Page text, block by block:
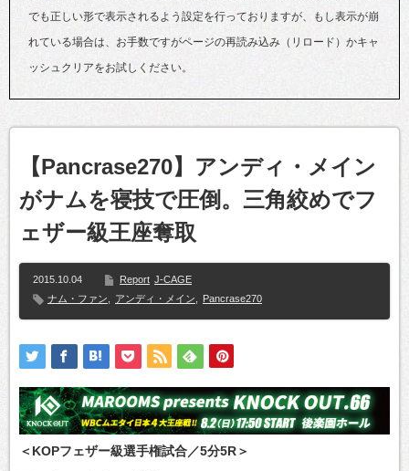
でも正しい形で表示されるよう設定を行っておりますが、もし表示が崩
れている場合は、お手数ですがページの再読み込み（リロード）かキャ
ッシュクリアをお試しください。
【Pancrase270】アンディ・メイン
がナムを寝技で圧倒。三角絞めでフ
ェザー級王座奪取
2015.10.04 Report J-CAGE
ナム・ファン
アンディ・メイン Pancrase270
＜KOPフェザー級選手権試合／5分5R＞